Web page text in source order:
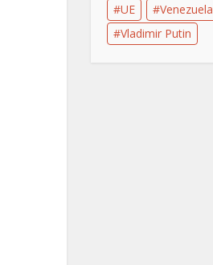
UE
Venezuela
Vladimir Putin